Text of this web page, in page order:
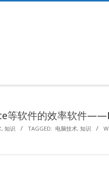
等软件的效率软件
, 知识 TAGGED: 电脑技术, 知识